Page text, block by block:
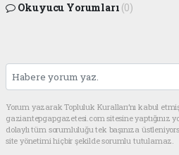
Okuyucu Yorumları (0)
Yorum yazarak Topluluk Kuralları’nı kabul
gaziantepgapgazetesi.com sitesine
dolaylı tüm sorumluluğu tek başınıza
site yönetimi hiçbir şekilde sorumlu tutulamaz.